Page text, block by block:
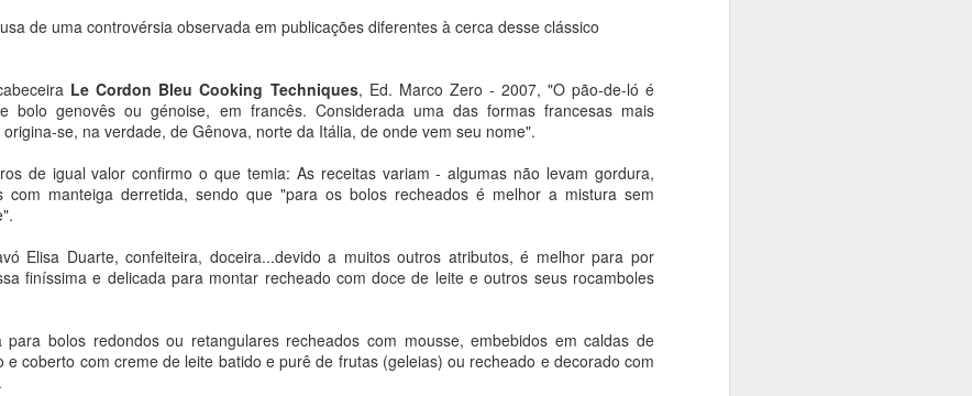
de uma controvérsia observada em publicações diferentes à cerca desse clássico
Le Cordon Bleu Cooking Techniques, Ed. Marco Zero - 2007, "O pão-de-ló é
bolo genovês ou génoise, em francês. Considerada uma das formas francesas mais
se, na verdade, de Gênova, norte da Itália, de onde vem seu nome".
de igual valor confirmo o que temia: As receitas variam - algumas não levam gordura,
com manteiga derretida, sendo que "para os bolos recheados é melhor a mistura sem
Elisa Duarte, confeiteira, doceira...devido a muitos outros atributos, é melhor para por
finíssima e delicada para montar recheado com doce de leite e outros seus rocamboles
para bolos redondos ou retangulares recheados com mousse, embebidos em caldas de
e coberto com creme de leite batido e purê de frutas (geleias) ou recheado e decorado com
do caderno herdado da antiga cozinha da minha bisavó Elisa Duarte, vem lá do
receita de hoje.